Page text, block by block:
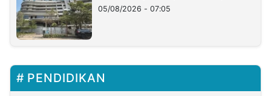
05/08/2026 - 07:05
PENDIDIKAN